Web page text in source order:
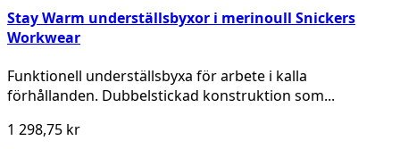
Stay Warm underställsbyxor i merinoull Snickers
Workwear
Funktionell underställsbyxa för arbete i kalla
förhållanden. Dubbelstickad konstruktion som...
1 298,75 kr